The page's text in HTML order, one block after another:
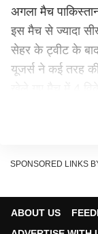
अगला मैच
इस मैच से ज्यादा
सेहर के ट्वीट के
यूजर्स ने कई तरह
— Sehar
SPONSORED LINKS
ABOUT US